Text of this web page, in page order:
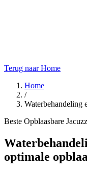
Terug naar Home
Home
/
Waterbehandeling
Beste Opblaasbare
optimale